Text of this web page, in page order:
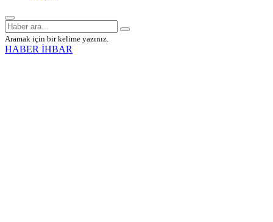
Aramak için bir kelime yazınız.
HABER İHBAR